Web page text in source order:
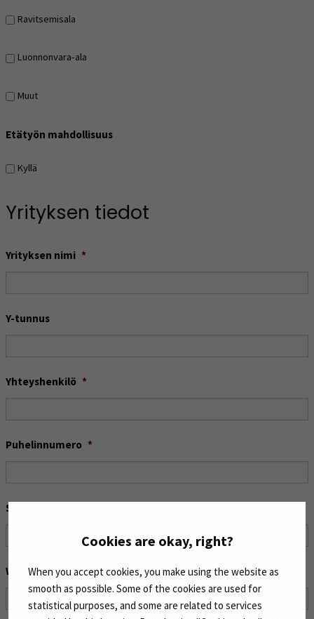
Cookies are okay, right?
When you accept cookies, you make using the website as
smooth as possible. Some of the cookies are used for
statistical purposes, and some are related to services
Ravitsemisala
Luonnonvara-ala
Muut
Etätyön mahdollisuus
Kyllä
Yrityksen tiedot
Yrityksen nimi *
Y-tunnus
Yhteyshenkilö *
Puhelinnumero *
Sähköpostiosoite
WWW-osoite